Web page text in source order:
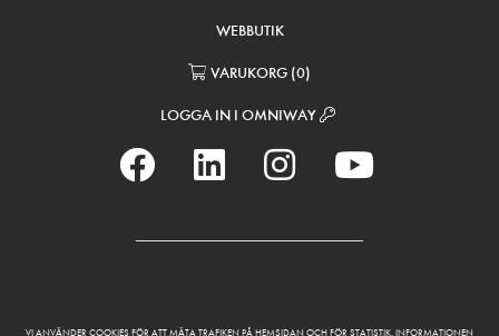
WEBBUTIK
VARUKORG (0)
LOGGA IN I OMNIWAY
VI ANVÄNDER COOKIES FÖR ATT MÄTA TRAFIKEN PÅ HEMSIDAN OCH FÖR STATISTIK. INFORMATIONEN